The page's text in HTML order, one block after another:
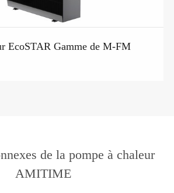
EcoSTAR Gamme de M-FM
de la pompe à chaleur
AMITIME